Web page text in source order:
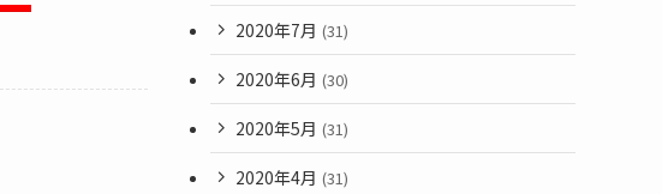
2020年7月 (31)
2020年6月 (30)
2020年5月 (31)
2020年4月 (31)